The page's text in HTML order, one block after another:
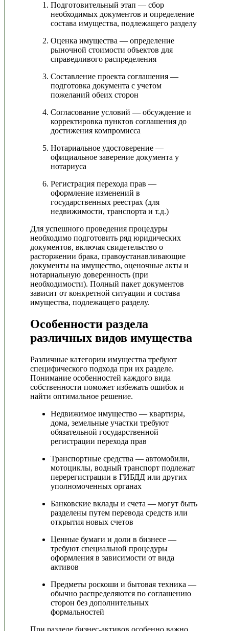
Подготовительный этап — сбор
необходимых документов и определение
состава имущества, подлежащего разделу
Оценка имущества — определение
рыночной стоимости объектов для
справедливого распределения
Составление проекта соглашения —
подготовка документа с учетом
пожеланий обеих сторон
Согласование условий — обсуждение и
корректировка пунктов соглашения до
достижения компромисса
Нотариальное удостоверение —
официальное заверение документа у
нотариуса
Регистрация перехода прав —
оформление изменений в
государственных реестрах (для
недвижимости, транспорта и т.д.)
Для успешного проведения процедуры
необходимо подготовить ряд юридических
документов, включая свидетельство о
расторжении брака, правоустанавливающие
документы на имущество, оценочные акты и
нотариальную доверенность (при
необходимости). Полный пакет документов
зависит от конкретной ситуации и состава
имущества, подлежащего разделу.
Особенности раздела
различных видов имущества
Различные категории имущества требуют
специфического подхода при их разделе.
Понимание особенностей каждого вида
собственности поможет избежать ошибок и
найти оптимальное решение.
Недвижимое имущество — квартиры,
дома, земельные участки требуют
обязательной государственной
регистрации перехода прав
Транспортные средства — автомобили,
мотоциклы, водный транспорт подлежат
перерегистрации в ГИБДД или других
уполномоченных органах
Банковские вклады и счета — могут быть
разделены путем перевода средств или
открытия новых счетов
Ценные бумаги и доли в бизнесе —
требуют специальной процедуры
оформления в зависимости от вида
активов
Предметы роскоши и бытовая техника —
обычно распределяются по соглашению
сторон без дополнительных
формальностей
При разделе бизнес-активов особенно важно